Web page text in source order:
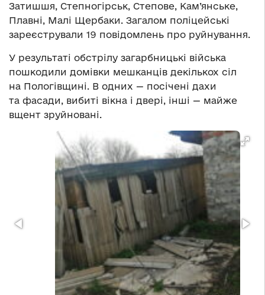
Затишшя, Степногірськ, Степове, Кам’янське,
Плавні, Малі Щербаки. Загалом поліцейські
зареєстрували 19 повідомлень про руйнування.
У результаті обстрілу загарбницькі війська
пошкодили домівки мешканців декількох сіл
на Пологівщині. В одних — посічені дахи
та фасади, вибиті вікна і двері, інші — майже
вщент зруйновані.